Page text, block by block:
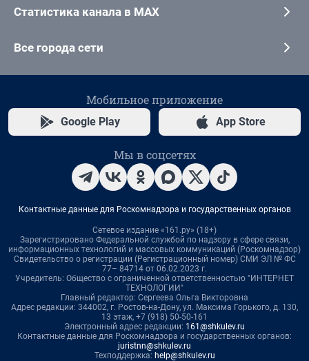
Статистика канала в MAX
Все города сети
Мобильное приложение
Google Play App Store
Мы в соцсетях
Контактные данные для Роскомнадзора и государственных органов
Сетевое издание «161.ру» (18+)
Зарегистрировано Федеральной службой по надзору в сфере связи,
информационных технологий и массовых коммуникаций (Роскомнадзор)
Свидетельство о регистрации (Регистрационный номер) СМИ ЭЛ № ФС
77– 84714 от 06.02.2023 г.
Учредитель: Общество с ограниченной ответственностью "ИНТЕРНЕТ
ТЕХНОЛОГИИ"
Главный редактор: Сергеева Ольга Викторовна
Адрес редакции: 344002, г. Ростов-на-Дону, ул. Максима Горького, д. 130,
13 этаж, +7 (918) 50-50-161
Электронный адрес редакции: 161@shkulev.ru
Контактные данные для Роскомнадзора и государственных органов:
juristnn@shkulev.ru
Техподдержка: help@shkulev.ru